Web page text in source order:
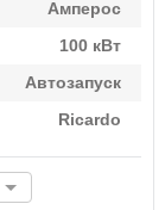
Амперос
100 кВт
Автозапуск
Ricardo